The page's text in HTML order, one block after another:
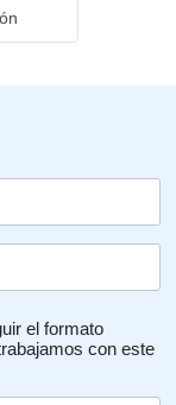
el formato
con este